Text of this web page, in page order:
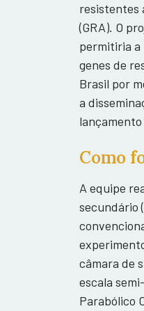
resistentes
(GRA). O
permitiria a
genes de
Brasil por
a
Como
A equipe
secundário
câmara de
escala
Parabólico